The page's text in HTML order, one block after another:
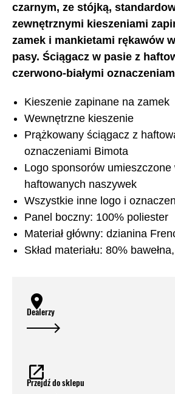
czarnym, ze stójką,
zewnętrznymi kieszeniami
zamek i mankietami rękawów
pasy. Ściągacz w pasie z
czerwono-białymi
Kieszenie zapinane na zamek
Wewnętrzne kieszenie
Prążkowany ściągacz z
oznaczeniami Bimota
Logo sponsorów umieszczone
haftowanych naszywek
Wszystkie inne logo i
Panel boczny: 100% poliester
Materiał główny: dzianina
Skład materiału: 80%
Dealerzy
Przejdź do sklepu